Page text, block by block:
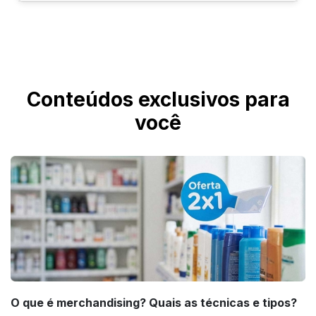
Conteúdos exclusivos para
você
O que é merchandising? Quais as técnicas e tipos?